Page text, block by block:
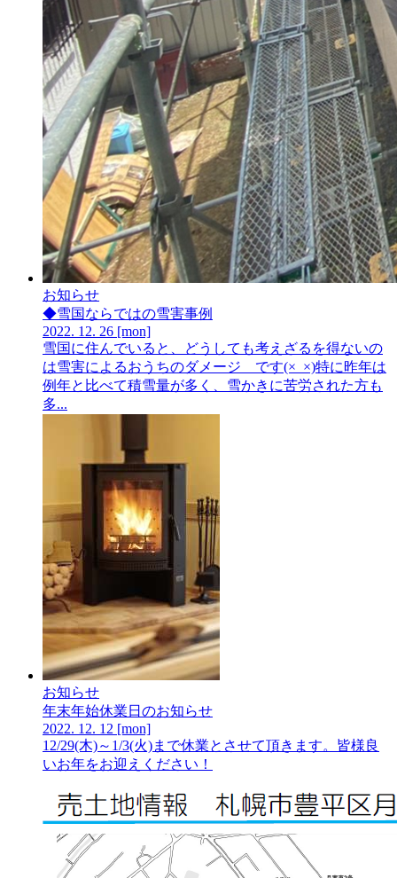
お知らせ
◆雪国ならではの雪害事例
2022. 12. 26 [mon]
雪国に住んでいると、どうしても考えざるを得ないの
は雪害によるおうちのダメージ です(×_×)特に昨年は
例年と比べて積雪量が多く、雪かきに苦労された方も
多...
お知らせ
年末年始休業日のお知らせ
2022. 12. 12 [mon]
12/29(木)～1/3(火)まで休業とさせて頂きます。皆様良
いお年をお迎えください！